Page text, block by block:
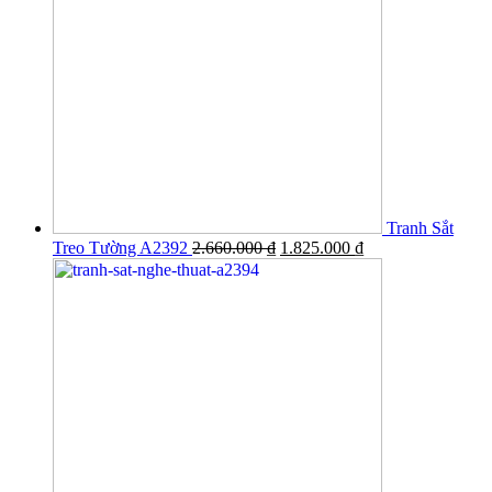
Tranh Sắt
Treo Tường A2392 2.660.000₫ 1.825.000 ₫